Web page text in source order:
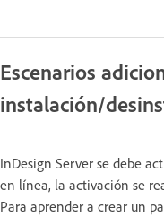
Escenarios
instalación/
InDesign Server se debe
en línea, la activación se
Para aprender a crear un